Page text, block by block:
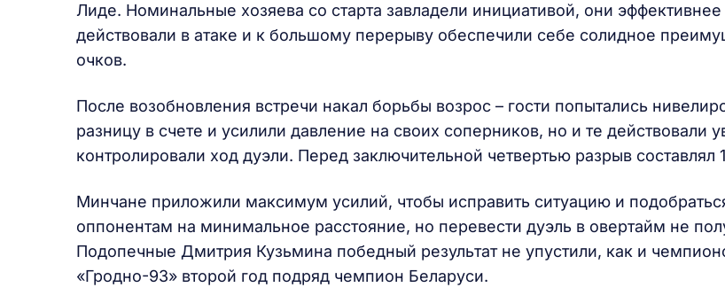
Лиде. Номинальные хозяева со старта завладели инициативой, они эффективнее
действовали в атаке и к большому перерыву обеспечили себе солидное
очков.
После возобновления встречи накал борьбы возрос – гости попытались
разницу в счете и усилили давление на своих соперников, но и те действовали
контролировали ход дуэли. Перед заключительной четвертью разрыв составлял
Минчане приложили максимум усилий, чтобы исправить ситуацию и
оппонентам на минимальное расстояние, но перевести дуэль в овертайм не
Подопечные Дмитрия Кузьмина победный результат не упустили, как и
«Гродно-93» второй год подряд чемпион Беларуси.